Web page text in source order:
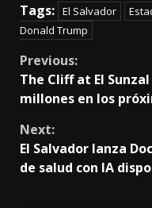
Tags: El Salvador
Donald Trump
Continue
Reading
Previous:
The Cliff at El
millones en los
Next:
El Salvador lanza
de salud con IA